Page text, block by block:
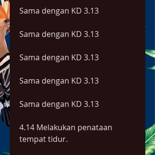
Sama dengan KD 3.13
Sama dengan KD 3.13
Sama dengan KD 3.13
Sama dengan KD 3.13
Sama dengan KD 3.13
4.14 Melakukan penataan
tempat tidur.